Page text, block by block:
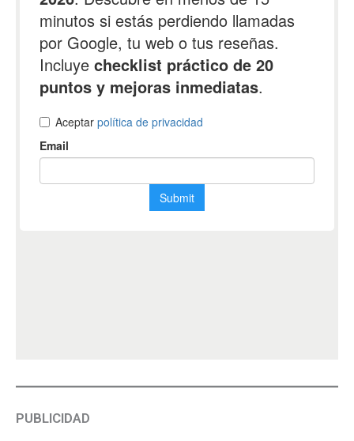
PUBLICIDAD